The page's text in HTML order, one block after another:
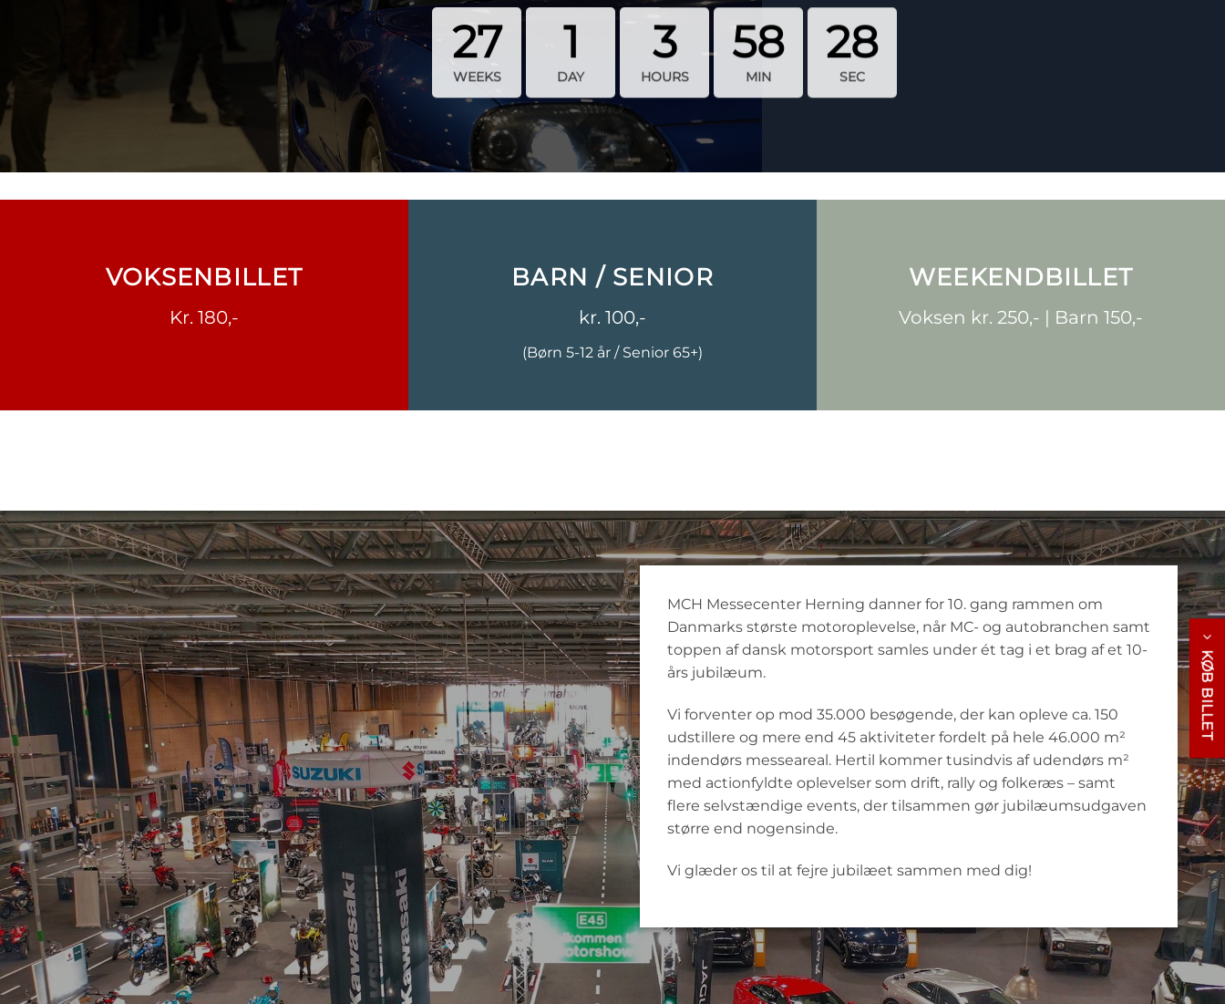
27
WEEKS
1
DAY
3
HOURS
58
MIN
26
SEC
VOKSENBILLET
Kr. 180,-
BARN / SENIOR
kr. 100,-
(Børn 5-12 år / Senior 65+)
WEEKENDBILLET
Voksen kr. 250,- | Barn 150,-
MCH Messecenter Herning danner for 10. gang rammen om
Danmarks største motoroplevelse, når MC- og autobranchen samt
toppen af dansk motorsport samles under ét tag i et brag af et 10-
års jubilæum.
Vi forventer op mod 35.000 besøgende, der kan opleve ca. 150
udstillere og mere end 45 aktiviteter fordelt på hele 46.000 m²
indendørs messeareal. Hertil kommer tusindvis af udendørs m²
med actionfyldte oplevelser som drift, rally og folkeræs – samt
flere selvstændige events, der tilsammen gør jubilæumsudgaven
større end nogensinde.
Vi glæder os til at fejre jubilæet sammen med dig!
KØB BILLET